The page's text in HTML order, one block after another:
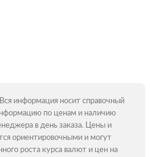
информация носит справочный
по ценам и наличию
в день заказа. Цены и
ориентировочными и могут
роста курса валют и цен на